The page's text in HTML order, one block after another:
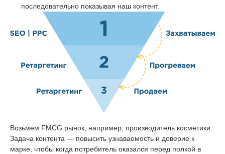
последовательно показывая наш контент.
Возьмем FMCG рынок, например, производитель косметики.
Задача контента — повысить узнаваемость и доверие к
марке, чтобы когда потребитель оказался перед полкой в